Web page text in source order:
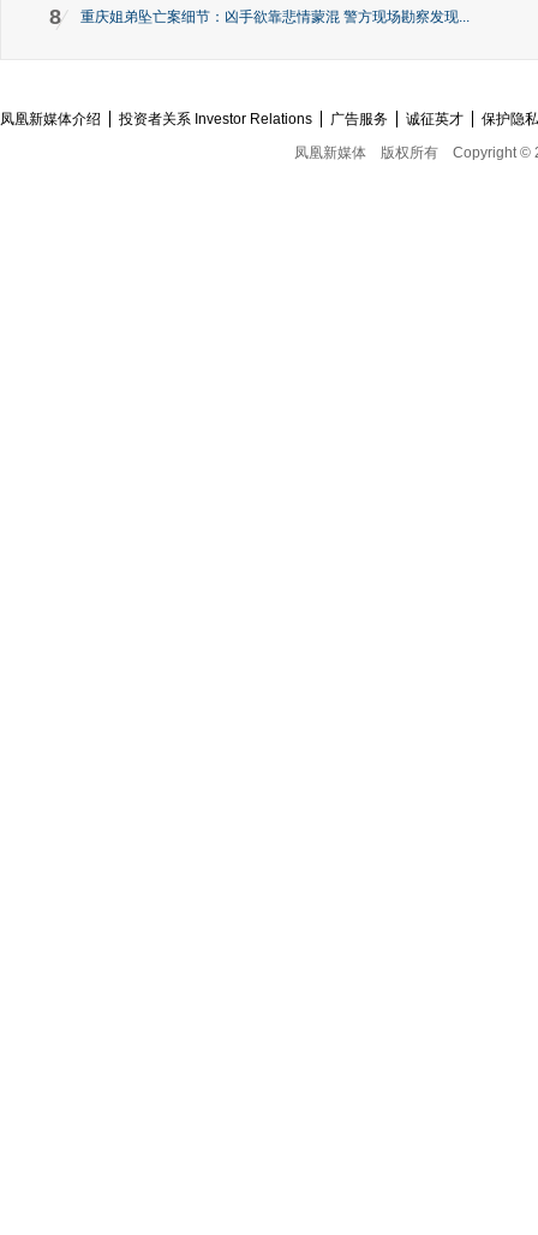
8 重庆姐弟坠亡案细节：凶手欲靠悲情蒙混 警方现场勘察发现...
凤凰新媒体介绍 投资者关系 Investor Relations 广告服务 诚征英才
保护隐
凤凰新媒体
版权所有 Copyright ©